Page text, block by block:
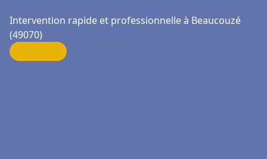
Intervention rapide et professionnelle à Beaucouzé
(49070)